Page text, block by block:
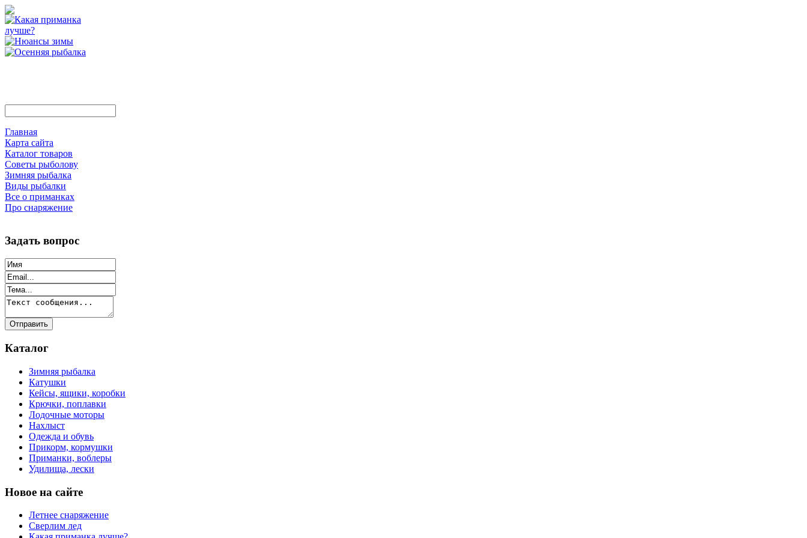
Главная
Карта сайта
Каталог товаров
Советы рыболову
Зимняя рыбалка
Виды рыбалки
Все о приманках
Про снаряжение
Задать вопрос
Каталог
Зимняя рыбалка
Катушки
Кейсы, ящики, коробки
Крючки, поплавки
Лодочные моторы
Нахлыст
Одежда и обувь
Прикорм, кормушки
Приманки, воблеры
Удилища, лески
Новое на сайте
Летнее снаряжение
Сверлим лед